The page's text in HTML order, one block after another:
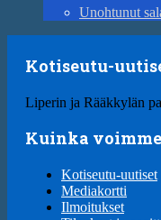
Unohtunut
Kotiseutu-
Liperin ja Rääkkylän
Kuinka
Kotiseutu-uutiset
Mediakortti
Ilmoitukset